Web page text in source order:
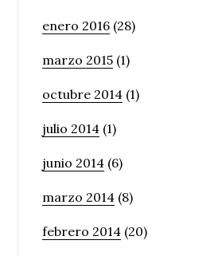
enero 2016 (28)
marzo 2015 (1)
octubre 2014 (1)
julio 2014 (1)
junio 2014 (6)
marzo 2014 (8)
febrero 2014 (20)